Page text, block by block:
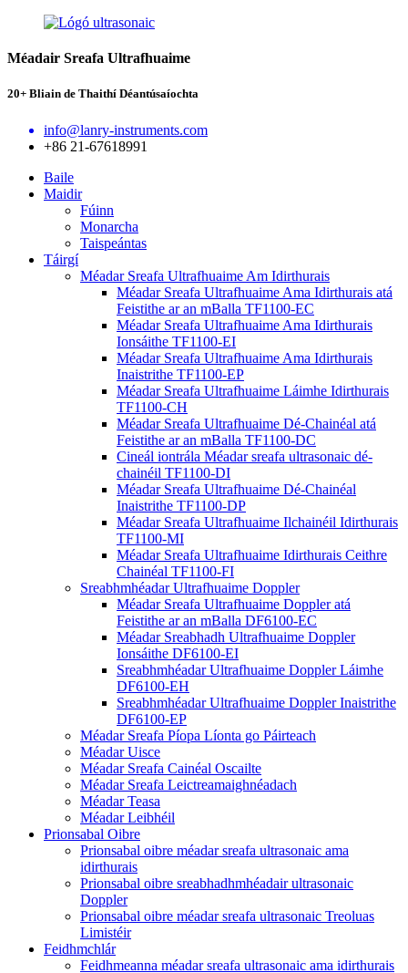
Méadair Sreafa Ultrafhuaime
20+ Bliain de Thaithí Déantúsaíochta
info@lanry-instruments.com
+86 21-67618991
Baile
Maidir
Fúinn
Monarcha
Taispeántas
Táirgí
Méadar Sreafa Ultrafhuaime Am Idirthurais
Méadar Sreafa Ultrafhuaime Ama Idirthurais atá
Feistithe ar an mBalla TF1100-EC
Méadar Sreafa Ultrafhuaime Ama Idirthurais
Ionsáithe TF1100-EI
Méadar Sreafa Ultrafhuaime Ama Idirthurais
Inaistrithe TF1100-EP
Méadar Sreafa Ultrafhuaime Láimhe Idirthurais
TF1100-CH
Méadar Sreafa Ultrafhuaime Dé-Chainéal atá
Feistithe ar an mBalla TF1100-DC
Cineál iontrála Méadar sreafa ultrasonaic dé-
chainéil TF1100-DI
Méadar Sreafa Ultrafhuaime Dé-Chainéal
Inaistrithe TF1100-DP
Méadar Sreafa Ultrafhuaime Ilchainéil Idirthurais
TF1100-MI
Méadar Sreafa Ultrafhuaime Idirthurais Ceithre
Chainéal TF1100-FI
Sreabhmhéadar Ultrafhuaime Doppler
Méadar Sreafa Ultrafhuaime Doppler atá
Feistithe ar an mBalla DF6100-EC
Méadar Sreabhadh Ultrafhuaime Doppler
Ionsáithe DF6100-EI
Sreabhmhéadar Ultrafhuaime Doppler Láimhe
DF6100-EH
Sreabhmhéadar Ultrafhuaime Doppler Inaistrithe
DF6100-EP
Méadar Sreafa Píopa Líonta go Páirteach
Méadar Uisce
Méadar Sreafa Cainéal Oscailte
Méadar Sreafa Leictreamaighnéadach
Méadar Teasa
Méadar Leibhéil
Prionsabal Oibre
Prionsabal oibre méadar sreafa ultrasonaic ama
idirthurais
Prionsabal oibre sreabhadhmhéadair ultrasonaic
Doppler
Prionsabal oibre méadar sreafa ultrasonaic Treoluas
Limistéir
Feidhmchlár
Feidhmeanna méadar sreafa ultrasonaic ama idirthurais